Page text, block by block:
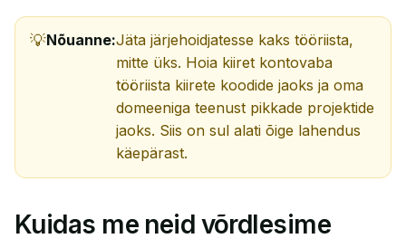
Nõuanne:Jäta järjehoidjatesse kaks tööriista,
mitte üks. Hoia kiiret kontovaba
tööriista kiirete koodide jaoks ja oma
domeeniga teenust pikkade projektide
jaoks. Siis on sul alati õige lahendus
käepärast.
Kuidas me neid võrdlesime